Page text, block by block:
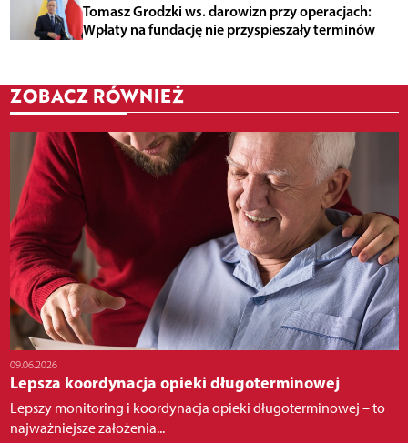
Tomasz Grodzki ws. darowizn przy operacjach:
Wpłaty na fundację nie przyspieszały terminów
ZOBACZ RÓWNIEŻ
09.06.2026
Lepsza koordynacja opieki długoterminowej
Lepszy monitoring i koordynacja opieki długoterminowej – to
najważniejsze założenia...